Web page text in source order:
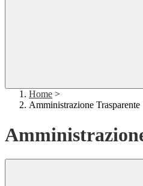
Home >
Amministrazione Trasparente